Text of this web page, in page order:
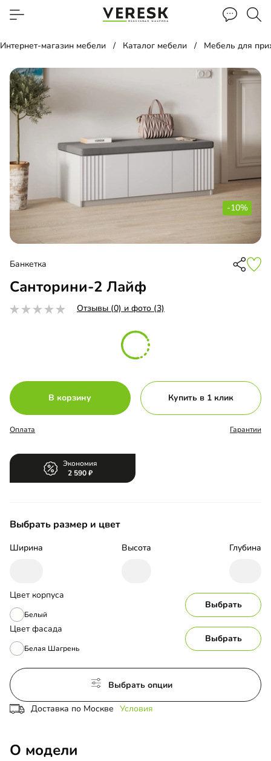
Интернет-магазин мебели Каталог мебели Мебель для
-10%
Банкетка
Санторини-2 Лайф
Отзывы (0) и фото (3)
В корзину Купить в 1 клик
Оплата Гарантии
Экономия
2 590
Выбрать размер и цвет
Ширина Высота Глубина
Цвет корпуса
Белый
Выбрать
Цвет фасада
Белая Шагрень
Выбрать
Выбрать опции
Доставка по Москве Условия
О модели